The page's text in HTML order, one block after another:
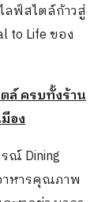
ฟ์สไตล์ก้าวสู่
to Life ของ
ล์ ครบทั้งร้าน
อง
ณ์ Dining
าหารคุณภาพ